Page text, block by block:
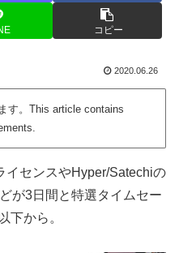
コピー
2020.06.26
す。This article contains
センスやHyper/Satechiの
が3日間と特選タイムセー
下から。